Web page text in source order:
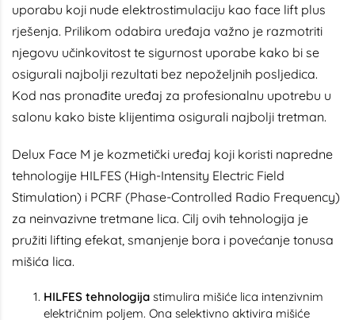
uporabu koji nude elektrostimulaciju kao face lift plus
rješenja. Prilikom odabira uređaja važno je razmotriti
njegovu učinkovitost te sigurnost uporabe kako bi se
osigurali najbolji rezultati bez nepoželjnih posljedica.
Kod nas pronađite uređaj za profesionalnu upotrebu u
salonu kako biste klijentima osigurali najbolji tretman.
Delux Face M je kozmetički uređaj koji koristi napredne
tehnologije HILFES (High-Intensity Electric Field
Stimulation) i PCRF (Phase-Controlled Radio Frequency)
za neinvazivne tretmane lica. Cilj ovih tehnologija je
pružiti lifting efekat, smanjenje bora i povećanje tonusa
mišića lica.
HILFES tehnologija stimulira mišiće lica intenzivnim
električnim poljem. Ona selektivno aktivira mišiće